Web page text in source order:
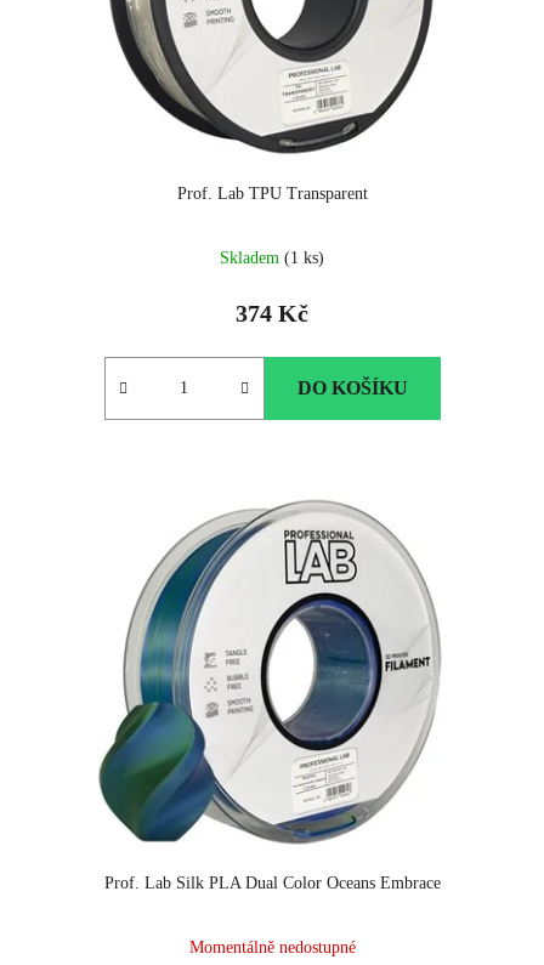
Prof. Lab TPU Transparent
Skladem (1 ks)
374 Kč
DO KOŠÍKU
Prof. Lab Silk PLA Dual Color Oceans Embrace
Momentálně nedostupné